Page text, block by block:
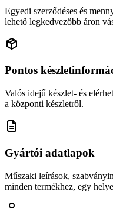
Egyedi szerződéses és
lehető legkedvezőbb áron
Pontos
Valós idejű készlet- és
a központi készletről.
Gyártói adatlapok
Műszaki leírások,
minden termékhez, egy